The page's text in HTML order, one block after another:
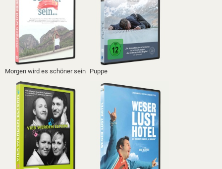
Morgen wird es schöner sein Puppe